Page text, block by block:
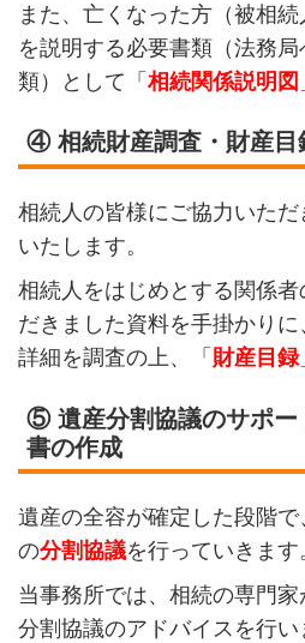
また、亡くなった方（被相
を説明する必要書類（法務
類）として「 相続関係説明図
④ 相続財産調査・財産目
相続人の皆様にご協力いた
いたします。
相続人をはじめとする関係
だきました資料を手掛かり
詳細を調査の上、「 財産目録
⑤ 遺産分割協議のサポー
書の作成
遺産の全容が確定した段階
の分割協議を行っていきます
当事務所では、相続の専門
分割協議のアドバイスを行い